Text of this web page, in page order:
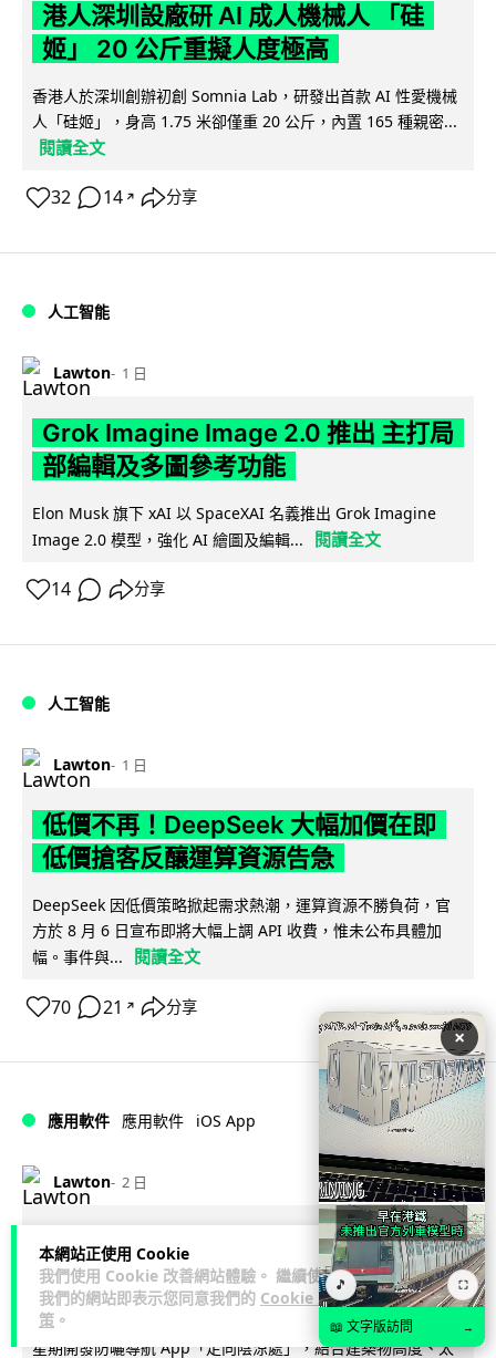
本網站正使用 Cookie
我們使用 Cookie 改善網站體驗。 繼續使用
我們的網站即表示您同意我們的 Cookie 政
策 。
港人深圳設廠研 AI 成人機械人 「硅
姬」 20 公斤重擬人度極高
香港人於深圳創辦初創 Somnia Lab，研發出首款 AI 性愛機械
人「硅姬」，身高 1.75 米卻僅重 20 公斤，內置 165 種親密...
閱讀全文
32 14 ↗ 分享
人工智能
Lawton 1 日
Grok Imagine Image 2.0 推出 主打局
部編輯及多圖參考功能
Elon Musk 旗下 xAI 以 SpaceXAI 名義推出 Grok Imagine
Image 2.0 模型，強化 AI 繪圖及編輯...
閱讀全文
14 分享
人工智能
Lawton 1 日
低價不再！DeepSeek 大幅加價在即
低價搶客反釀運算資源告急
DeepSeek 因低價策略掀起需求熱潮，運算資源不勝負荷，官
方於 8 月 6 日宣布即將大幅上調 API 收費，惟未公布具體加
幅。事件與...
閱讀全文
70 21 ↗ 分享
應用軟件 應用軟件 iOS App
Lawton 2 日
首爾大生 2 星期開發防曬地圖 一日暴增
2 萬人下載衝榜首
【行路都要揀好有遮陰】南韓首爾大學 23 歲學生劉敏俊利用 2
星期開發防曬導航 App「走向陰涼處」，結合建築物高度、太
×
🎵 ⛶
📖 文字版訪問 →